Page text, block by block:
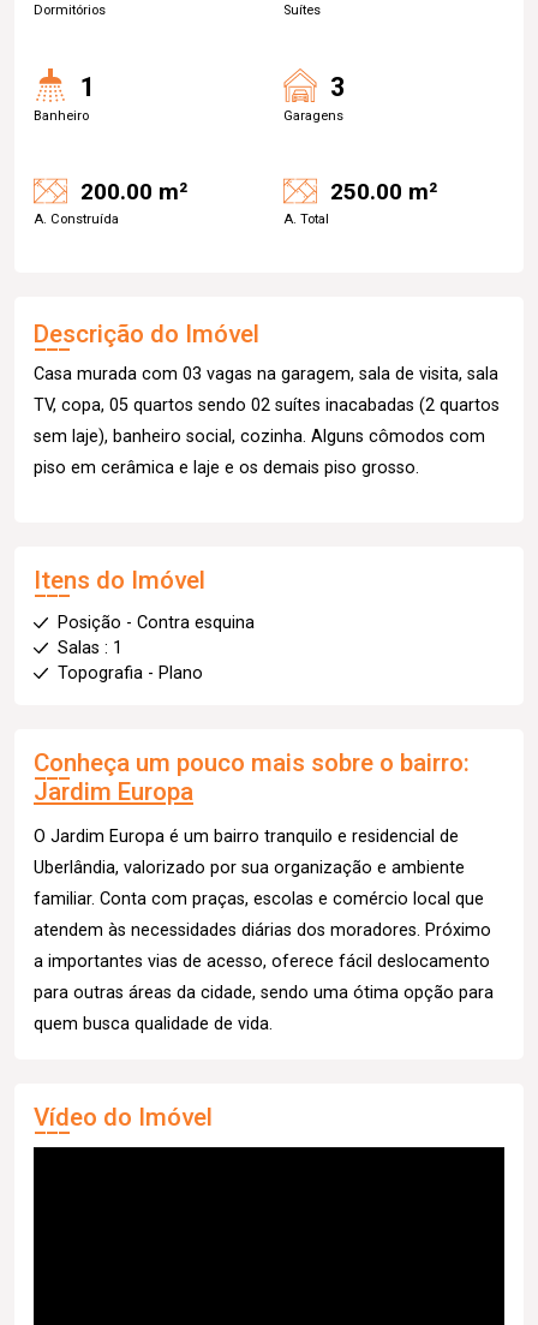
Dormitórios Suítes
1
Banheiro
3
Garagens
200.00 m²
A. Construída
250.00 m²
A. Total
Descrição do Imóvel
Casa murada com 03 vagas na garagem, sala de visita, sala
TV, copa, 05 quartos sendo 02 suítes inacabadas (2 quartos
sem laje), banheiro social, cozinha. Alguns cômodos com
piso em cerâmica e laje e os demais piso grosso.
Itens do Imóvel
Posição - Contra esquina
Salas : 1
Topografia - Plano
Conheça um pouco mais sobre o bairro:
Jardim Europa
O Jardim Europa é um bairro tranquilo e residencial de
Uberlândia, valorizado por sua organização e ambiente
familiar. Conta com praças, escolas e comércio local que
atendem às necessidades diárias dos moradores. Próximo
a importantes vias de acesso, oferece fácil deslocamento
para outras áreas da cidade, sendo uma ótima opção para
quem busca qualidade de vida.
Vídeo do Imóvel